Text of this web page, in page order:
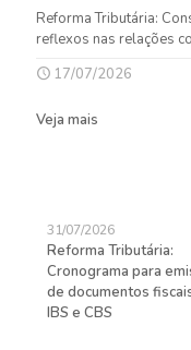
Reforma Tributária:
reflexos nas relações
17/07/2026
Veja mais
31/07/2026
Reforma Tributária:
Cronograma para
de documentos
IBS e CBS